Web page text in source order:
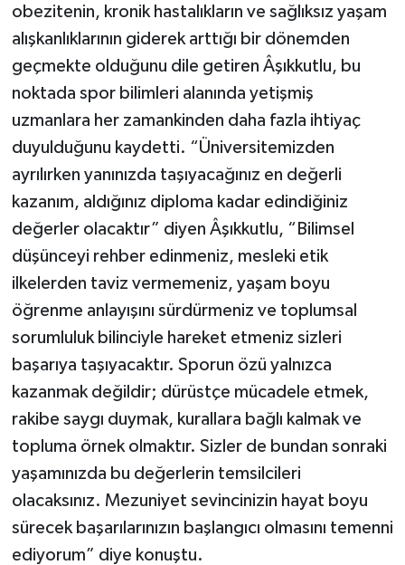
obezitenin, kronik hastalıkların ve sağlıksız yaşam
alışkanlıklarının giderek arttığı bir dönemden
geçmekte olduğunu dile getiren Âşıkkutlu, bu
noktada spor bilimleri alanında yetişmiş
uzmanlara her zamankinden daha fazla ihtiyaç
duyulduğunu kaydetti. “Üniversitemizden
ayrılırken yanınızda taşıyacağınız en değerli
kazanım, aldığınız diploma kadar edindiğiniz
değerler olacaktır” diyen Âşıkkutlu, “Bilimsel
düşünceyi rehber edinmeniz, mesleki etik
ilkelerden taviz vermemeniz, yaşam boyu
öğrenme anlayışını sürdürmeniz ve toplumsal
sorumluluk bilinciyle hareket etmeniz sizleri
başarıya taşıyacaktır. Sporun özü yalnızca
kazanmak değildir; dürüstçe mücadele etmek,
rakibe saygı duymak, kurallara bağlı kalmak ve
topluma örnek olmaktır. Sizler de bundan sonraki
yaşamınızda bu değerlerin temsilcileri
olacaksınız. Mezuniyet sevincinizin hayat boyu
sürecek başarılarınızın başlangıcı olmasını temenni
ediyorum” diye konuştu.